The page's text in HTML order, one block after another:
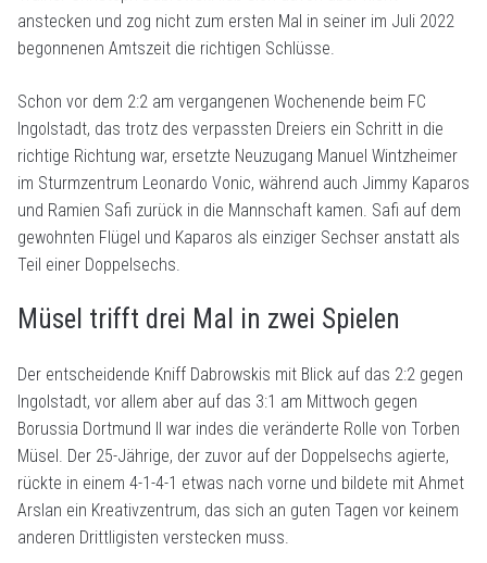
anstecken und zog nicht zum ersten Mal in seiner im Juli 2022
begonnenen Amtszeit die richtigen Schlüsse.
Schon vor dem 2:2 am vergangenen Wochenende beim FC
Ingolstadt, das trotz des verpassten Dreiers ein Schritt in die
richtige Richtung war, ersetzte Neuzugang Manuel Wintzheimer
im Sturmzentrum Leonardo Vonic, während auch Jimmy Kaparos
und Ramien Safi zurück in die Mannschaft kamen. Safi auf dem
gewohnten Flügel und Kaparos als einziger Sechser anstatt als
Teil einer Doppelsechs.
Müsel trifft drei Mal in zwei Spielen
Der entscheidende Kniff Dabrowskis mit Blick auf das 2:2 gegen
Ingolstadt, vor allem aber auf das 3:1 am Mittwoch gegen
Borussia Dortmund II war indes die veränderte Rolle von Torben
Müsel. Der 25-Jährige, der zuvor auf der Doppelsechs agierte,
rückte in einem 4-1-4-1 etwas nach vorne und bildete mit Ahmet
Arslan ein Kreativzentrum, das sich an guten Tagen vor keinem
anderen Drittligisten verstecken muss.